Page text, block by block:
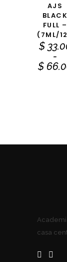
AJS
BLACK
FULL –
(7ML/
$
-
$
casa